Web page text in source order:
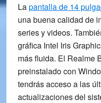
Lapantalla de 14
una buena calidad de
series y videos.
gráfica Intel Iris
más fluida. El Realme
preinstalado con
tendrás acceso a las
actualizaciones del